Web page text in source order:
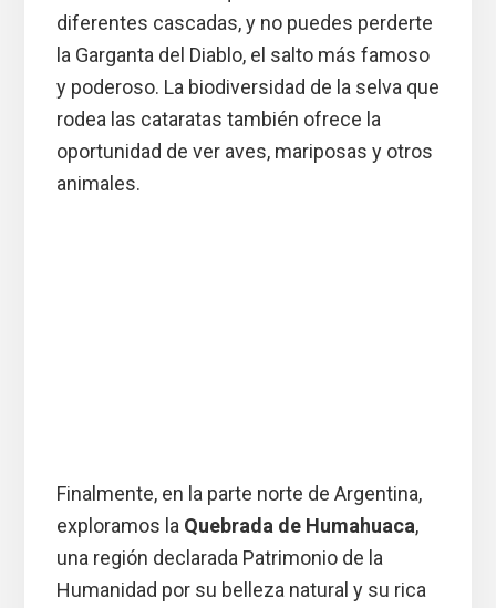
diferentes cascadas, y no puedes perderte
la Garganta del Diablo, el salto más famoso
y poderoso. La biodiversidad de la selva que
rodea las cataratas también ofrece la
oportunidad de ver aves, mariposas y otros
animales.
Finalmente, en la parte norte de Argentina,
exploramos la Quebrada de Humahuaca,
una región declarada Patrimonio de la
Humanidad por su belleza natural y su rica